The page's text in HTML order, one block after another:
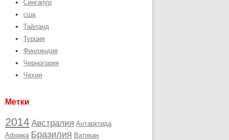
Сингапур
сша
Тайланд
Турция
Финляндия
Черногория
Чехия
Метки
2014 Австралия Антарктида
Африка Бразилия Ватикан